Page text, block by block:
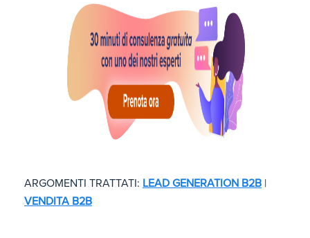
ARGOMENTI TRATTATI: LEAD GENERATION B2B |
VENDITA B2B